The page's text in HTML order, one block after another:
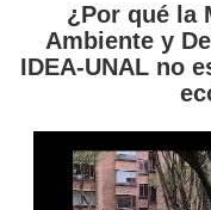
¿Por qué la
Ambiente y
IDEA-UNAL no